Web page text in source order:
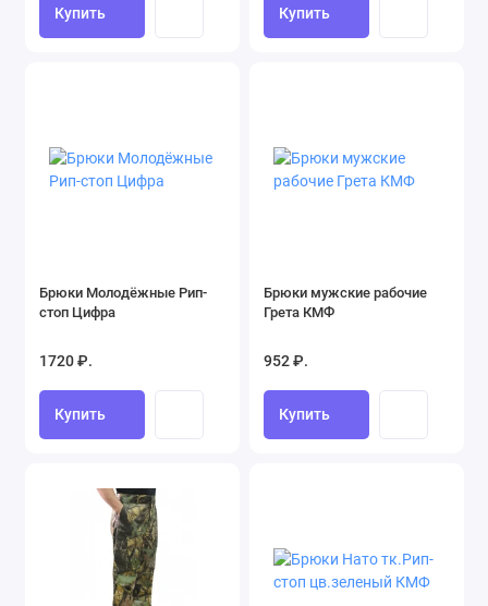
Купить Купить
Брюки Молодёжные Рип-
стоп Цифра
1720 ₽.
Купить
Брюки мужские рабочие
Грета КМФ
952 ₽.
Купить